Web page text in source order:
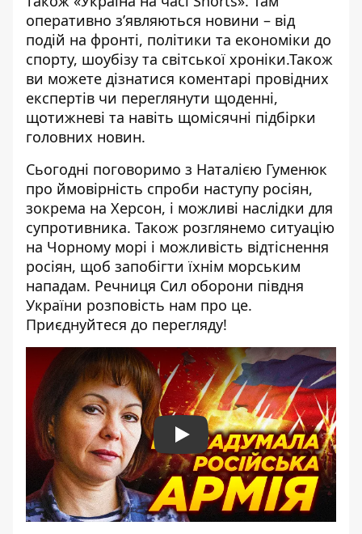
оперативно зʼявляються новини – від
подій на фронті, політики та економіки до
спорту, шоубізу та світської хроніки.Також
ви можете дізнатися коментарі провідних
експертів чи переглянути щоденні,
щотижневі та навіть щомісячні підбірки
головних новин.
Сьогодні поговоримо з Наталією Гуменюк
про ймовірність спроби наступу росіян,
зокрема на Херсон, і можливі наслідки для
супротивника. Також розглянемо ситуацію
на Чорному морі і можливість відтіснення
росіян, щоб запобігти їхнім морським
нападам. Речниця Сил оборони півдня
України розповість нам про це.
Приєднуйтеся до перегляду!
Play